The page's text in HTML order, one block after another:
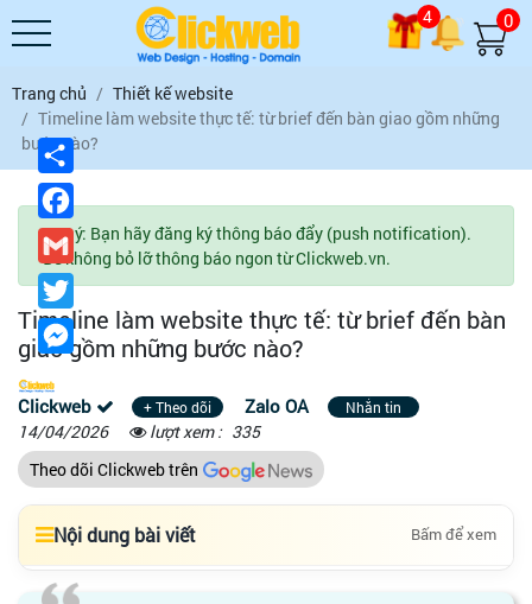
4 0
Trang chủ
Thiết kế website
Timeline làm website thực tế: từ brief đến bàn giao gồm những
bước nào?
Lưu ý: Bạn hãy đăng ký thông báo đẩy (push notification).
Để không bỏ lỡ thông báo ngon từ Clickweb.vn.
Timeline làm website thực tế: từ brief đến bàn
giao gồm những bước nào?
Clickweb + Theo dõi Zalo OA Nhắn tin
14/04/2026 lượt xem : 335
Theo dõi Clickweb trên
Nội dung bài viết Bấm để xem
Chia
sẻ
Gmail
Twitter
Messenger